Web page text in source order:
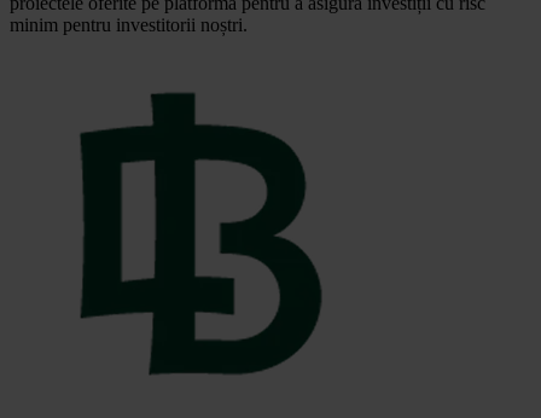
minim pentru investitorii noștri.